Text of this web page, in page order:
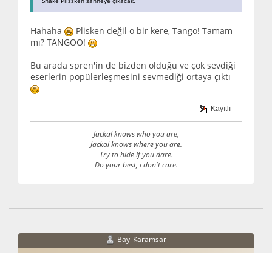
Hahaha
Plisken değil o bir kere, Tango! Tamam
mı? TANGOO!
Bu arada spren'in de bizden olduğu ve çok sevdiği
eserlerin popülerleşmesini sevmediği ortaya çıktı
Kayıtlı
Jackal knows who you are,
Jackal knows where you are.
Try to hide if you dare.
Do your best, i don't care.
Bay_Karamsar